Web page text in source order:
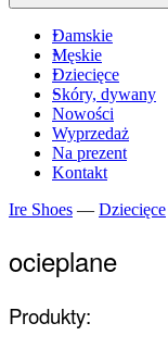
Damskie
Męskie
Dziecięce
Skóry, dywany
Nowości
Wyprzedaż
Na prezent
Kontakt
Ire Shoes — Dziecięce
ocieplane
Produkty: